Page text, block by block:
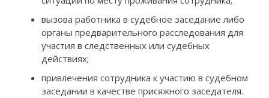
вызова работника в судебное заседание либо
органы предварительного расследования для
участия в следственных или судебных
действиях;
привлечения сотрудника к участию в судебном
заседании в качестве присяжного заседателя.